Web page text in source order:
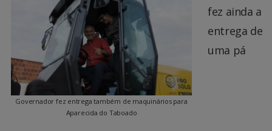
Governador fez entrega também de maquinários para
Aparecida do Taboado
fez ainda a
entrega de
uma pá